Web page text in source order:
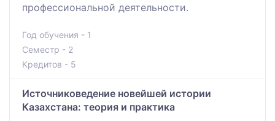
профессиональной деятельности.
Год обучения - 1
Семестр - 2
Кредитов - 5
Источниковедение новейшей истории
Казахстана: теория и практика